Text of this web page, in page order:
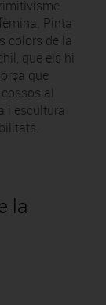
Pinta
colors de la
que els hi
que
al
i escultura
la